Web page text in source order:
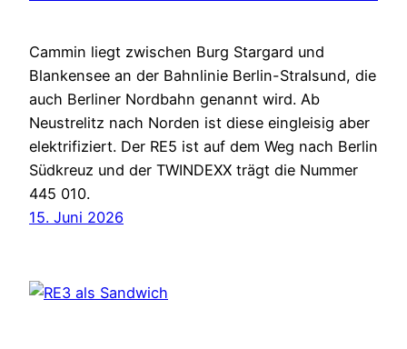
Cammin liegt zwischen Burg Stargard und
Blankensee an der Bahnlinie Berlin-Stralsund, die
auch Berliner Nordbahn genannt wird. Ab
Neustrelitz nach Norden ist diese eingleisig aber
elektrifiziert. Der RE5 ist auf dem Weg nach Berlin
Südkreuz und der TWINDEXX trägt die Nummer
445 010.
15. Juni 2026